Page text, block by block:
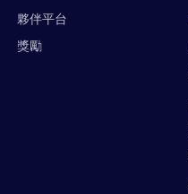
夥伴平台
獎勵